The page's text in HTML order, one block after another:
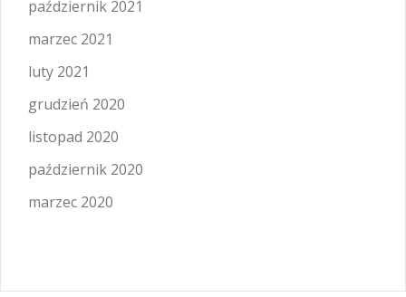
październik 2021
marzec 2021
luty 2021
grudzień 2020
listopad 2020
październik 2020
marzec 2020